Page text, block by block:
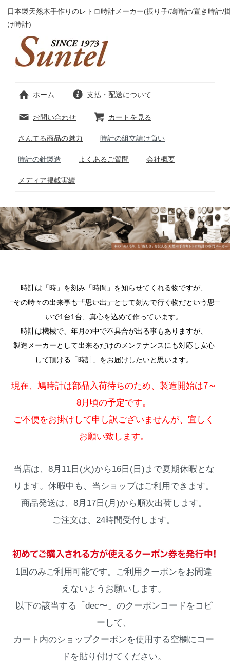
日本製天然木手作りのレトロ時計メーカー(振り子/鳩時計/置き時計/
け時計)
ホーム 支払・配送について
お問い合わせ カートを見る
さんてる商品の魅力 時計の組立請け負い
時計の針製造 よくあるご質問 会社概要
メディア掲載実績
時計は「時」を刻み「時間」を知らせてくれる物ですが、
その時々の出来事も「思い出」として刻んで行く物だという思
いで1台1台、真心を込めて作っています。
時計は機械で、年月の中で不具合が出る事もありますが、
製造メーカーとして出来るだけのメンテナンスにも対応し安心
して頂ける「時計」をお届けしたいと思います。
現在、鳩時計は部品入荷待ちのため、製造開始は7～
8月頃の予定です。
ご不便をお掛けして申し訳ございませんが、宜しく
お願い致します。
当店は、8月11日(火)から16日(日)まで夏期休暇とな
ります。休暇中も、当ショップはご利用できます。
商品発送は、8月17日(月)から順次出荷します。
ご注文は、24時間受付します。
1回のみご利用可能です。ご利用クーポンをお間違
えないようお願いします。
以下の該当する「dec〜」のクーポンコードをコピ
ーして、
カート内のショップクーポンを使用する空欄にコー
ドを貼り付けてください。